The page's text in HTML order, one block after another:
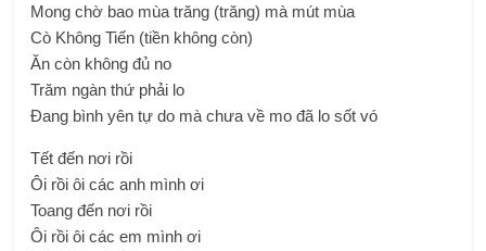
Mong chờ bao mùa trăng (trăng) mà mút mùa
Cò Không Tiến (tiền không còn)
Ăn còn không đủ no
Trăm ngàn thứ phải lo
Đang bình yên tự do mà chưa về mo đã lo sốt vó
Tết đến nơi rồi
Ôi rồi ôi các anh mình ơi
Toang đến nơi rồi
Ôi rồi ôi các em mình ơi